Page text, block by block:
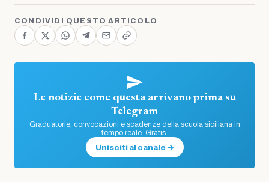
CONDIVIDI QUESTO ARTICOLO
Le notizie come questa arrivano prima su
Telegram
Graduatorie, convocazioni e scadenze della scuola siciliana in
tempo reale. Gratis.
Unisciti al canale →